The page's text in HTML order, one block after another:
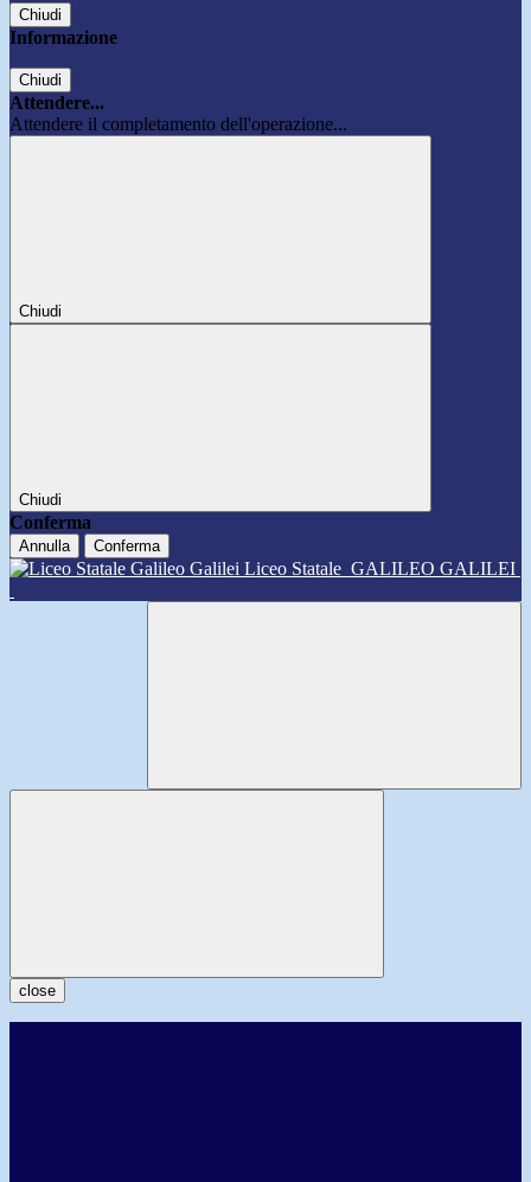
Chiudi
Informazione
Chiudi
Attendere...
Attendere il completamento dell'operazione...
Chiudi
Chiudi
Conferma
Annulla Conferma
Liceo Statale GALILEO GALILEI
close